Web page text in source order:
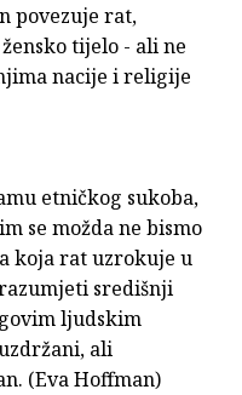
povezuje rat,
tijelo - ali ne
nacije i religije
etničkog sukoba,
se možda ne bismo
koja rat uzrokuje u
središnji
ljudskim
ali
(Eva Hoffman)